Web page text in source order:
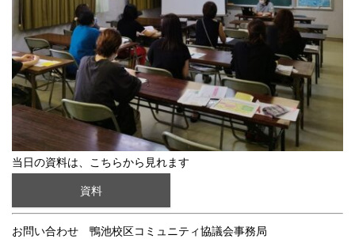
当日の資料は、こちらから見れます
資料
お問い合わせ 鴨池校区コミュニティ協議会事務局